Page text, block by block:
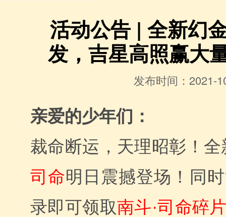
活动公告 | 全新幻
发，吉星高照赢大
发布时间：2021-
亲爱的少年们：
裁命断运，天理昭彰！
司命明日震撼登场！同
录即可领取南斗·司命碎